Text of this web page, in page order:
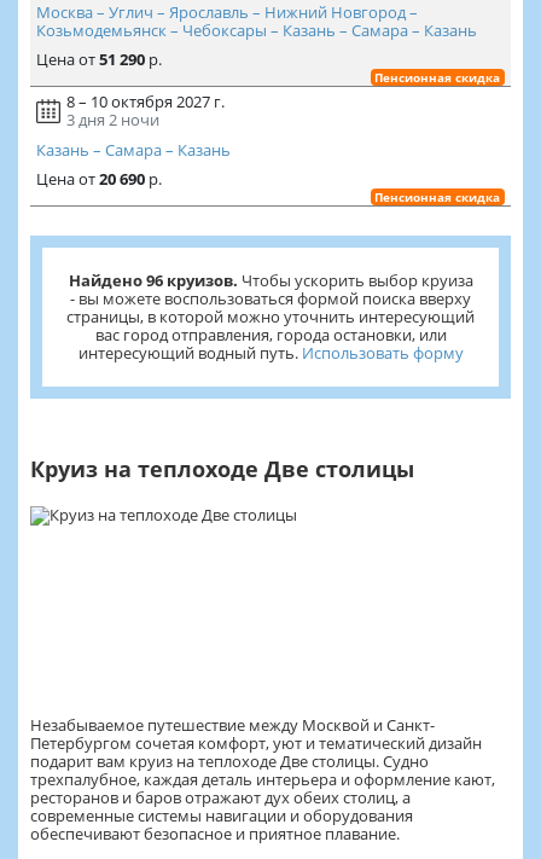
Москва – Углич – Ярославль – Нижний Новгород –
Козьмодемьянск – Чебоксары – Казань – Самара – Казань
Ценаот51 290р.
Пенсионная скидка
8 – 10 октября 2027 г.
3 дня 2 ночи
Казань – Самара – Казань
Ценаот20 690р.
Пенсионная скидка
Найдено 96 круизов. Чтобы ускорить выбор круиза
- вы можете воспользоваться формой поиска вверху
страницы, в которой можно уточнить интересующий
вас город отправления, города остановки, или
интересующий водный путь. Использовать форму
Круиз на теплоходе Две столицы
Незабываемое путешествие между Москвой и Санкт-
Петербургом сочетая комфорт, уют и тематический дизайн
подарит вам круиз на теплоходе Две столицы. Судно
трехпалубное, каждая деталь интерьера и оформление кают,
ресторанов и баров отражают дух обеих столиц, а
современные системы навигации и оборудования
обеспечивают безопасное и приятное плавание.